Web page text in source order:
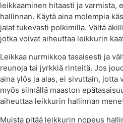
leikkaaminen hitaasti ja varmista,
hallinnan. Käytä aina molempia
jalat tukevasti polkimilla. Vältä
jotka voivat aiheuttaa leikkurin
Leikkaa nurmikkoa tasaisesti ja
reunoja tai jyrkkiä rinteitä. Jos
aina ylös ja alas, ei sivuttain, jotta
myös silmällä maaston
aiheuttaa leikkurin hallinnan
Muista pitää leikkurin nopeus